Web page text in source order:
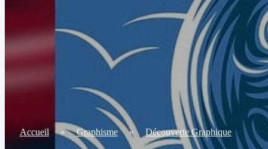
Accueil » Graphisme » Découverte Graphique